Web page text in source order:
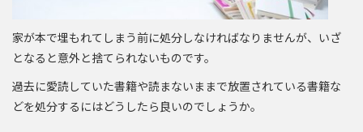
家が本で埋もれてしまう前に処分しなければなりませんが、いざ
となると意外と捨てられないものです。
過去に愛読していた書籍や読まないままで放置されている書籍な
どを処分するにはどうしたら良いのでしょうか。